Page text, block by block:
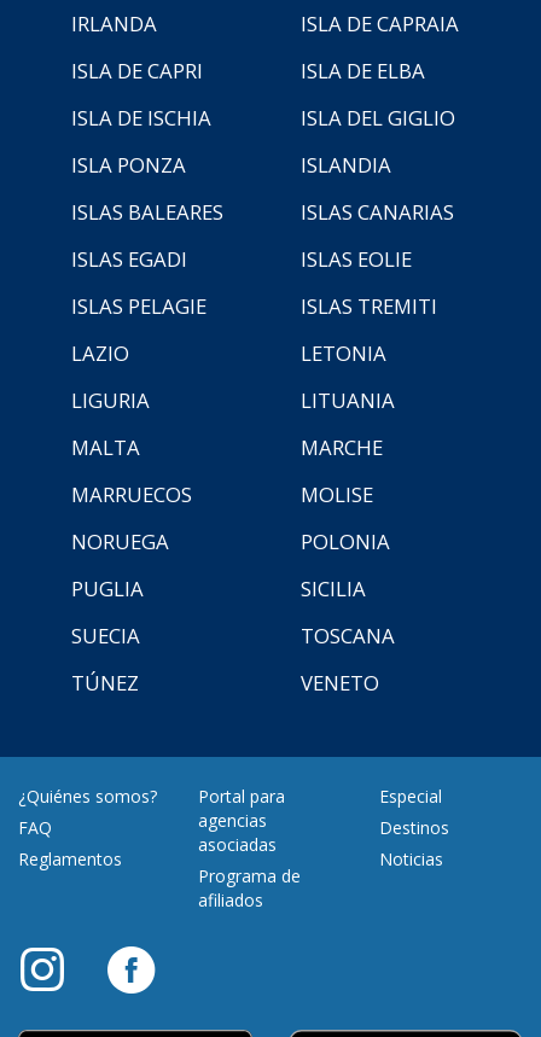
IRLANDA
ISLA DE CAPRAIA
ISLA DE CAPRI
ISLA DE ELBA
ISLA DE ISCHIA
ISLA DEL GIGLIO
ISLA PONZA
ISLANDIA
ISLAS BALEARES
ISLAS CANARIAS
ISLAS EGADI
ISLAS EOLIE
ISLAS PELAGIE
ISLAS TREMITI
LAZIO
LETONIA
LIGURIA
LITUANIA
MALTA
MARCHE
MARRUECOS
MOLISE
NORUEGA
POLONIA
PUGLIA
SICILIA
SUECIA
TOSCANA
TÚNEZ
VENETO
¿Quiénes somos?
FAQ
Reglamentos
Portal para
agencias
asociadas
Programa de
afiliados
Especial
Destinos
Noticias